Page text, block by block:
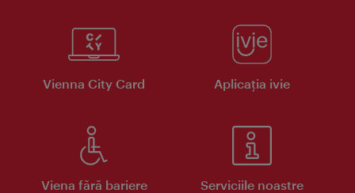
Vienna City Card Aplicaţia ivie
Viena fără bariere Serviciile noastre